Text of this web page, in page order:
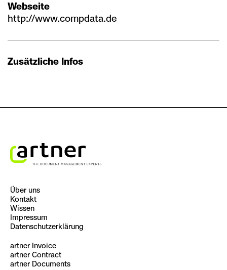
Webseite
http://www.compdata.de
Zusätzliche Infos
Über uns
Kontakt
Wissen
Impressum
Datenschutzerklärung
artner Invoice
artner Contract
artner Documents